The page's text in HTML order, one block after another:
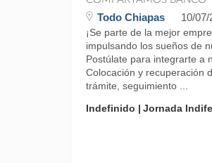
Todo Chiapas 10/07/
¡Se parte de la mejor
impulsando los sueños de
Postúlate para integrarte a
Colocación y recuperación
trámite, seguimiento ...
Indefinido
Jornada